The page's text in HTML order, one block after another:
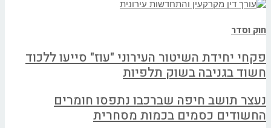
חוק וסדר
פקחי יחידת השיטור העירוני "עוז" סייעו ללכוד
חשוד בגניבה בשוק תלפיות
נעצר תושב חיפה שברכבו נתפסו חומרים
החשודים כסמים בכמות מסחרית